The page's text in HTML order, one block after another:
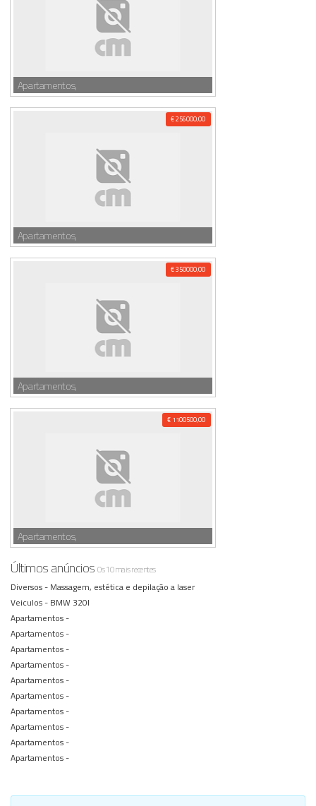
Apartamentos,
€ 256000,00
Apartamentos,
€ 350000,00
Apartamentos,
€ 1100500,00
Apartamentos,
Últimos anúnciosOs 10 mais recentes
Diversos - Massagem, estética e depilação a laser
Veiculos - BMW 320I
Apartamentos -
Apartamentos -
Apartamentos -
Apartamentos -
Apartamentos -
Apartamentos -
Apartamentos -
Apartamentos -
Apartamentos -
Apartamentos -